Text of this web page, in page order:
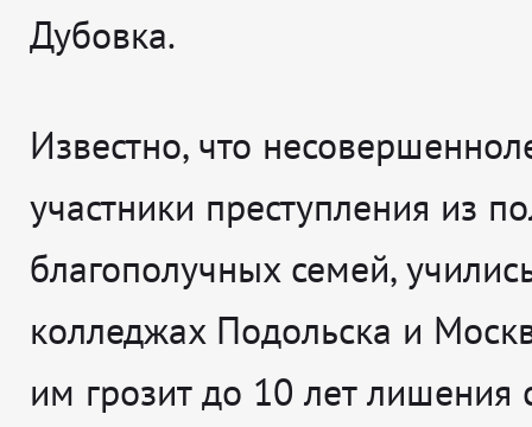
Дубовка.
Известно, что
участники преступления из
благополучных семей,
колледжах Подольска и
им грозит до 10 лет лишения